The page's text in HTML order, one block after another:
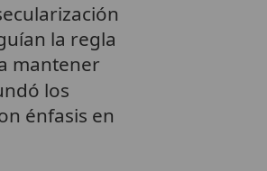
la regla
mantener
los
énfasis en